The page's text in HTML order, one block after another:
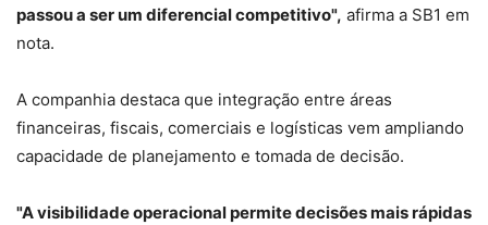
passou a ser um diferencial competitivo", afirma a SB1 em
nota.
A companhia destaca que integração entre áreas
financeiras, fiscais, comerciais e logísticas vem ampliando
capacidade de planejamento e tomada de decisão.
"A visibilidade operacional permite decisões mais rápidas